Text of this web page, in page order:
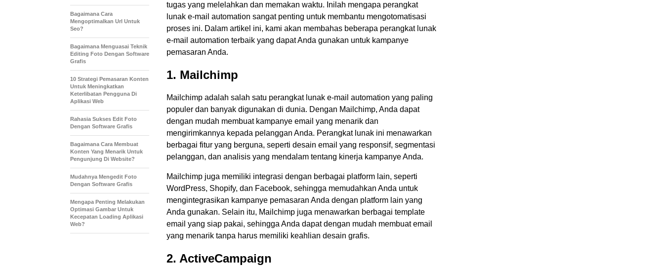
tugas yang melelahkan dan memakan waktu. Inilah mengapa perangkat
lunak e-mail automation sangat penting untuk membantu mengotomatisasi
proses ini. Dalam artikel ini, kami akan membahas beberapa perangkat lunak
e-mail automation terbaik yang dapat Anda gunakan untuk kampanye
pemasaran Anda.
1. Mailchimp
Mailchimp adalah salah satu perangkat lunak e-mail automation yang paling
populer dan banyak digunakan di dunia. Dengan Mailchimp, Anda dapat
dengan mudah membuat kampanye email yang menarik dan
mengirimkannya kepada pelanggan Anda. Perangkat lunak ini menawarkan
berbagai fitur yang berguna, seperti desain email yang responsif, segmentasi
pelanggan, dan analisis yang mendalam tentang kinerja kampanye Anda.
Mailchimp juga memiliki integrasi dengan berbagai platform lain, seperti
WordPress, Shopify, dan Facebook, sehingga memudahkan Anda untuk
mengintegrasikan kampanye pemasaran Anda dengan platform lain yang
Anda gunakan. Selain itu, Mailchimp juga menawarkan berbagai template
email yang siap pakai, sehingga Anda dapat dengan mudah membuat email
yang menarik tanpa harus memiliki keahlian desain grafis.
2. ActiveCampaign
Bagaimana Cara
Mengoptimalkan Url Untuk
Seo?
Bagaimana Menguasai Teknik
Editing Foto Dengan Software
Grafis
10 Strategi Pemasaran Konten
Untuk Meningkatkan
Keterlibatan Pengguna Di
Aplikasi Web
Rahasia Sukses Edit Foto
Dengan Software Grafis
Bagaimana Cara Membuat
Konten Yang Menarik Untuk
Pengunjung Di Website?
Mudahnya Mengedit Foto
Dengan Software Grafis
Mengapa Penting Melakukan
Optimasi Gambar Untuk
Kecepatan Loading Aplikasi
Web?